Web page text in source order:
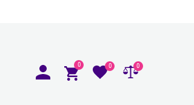
0 0 0